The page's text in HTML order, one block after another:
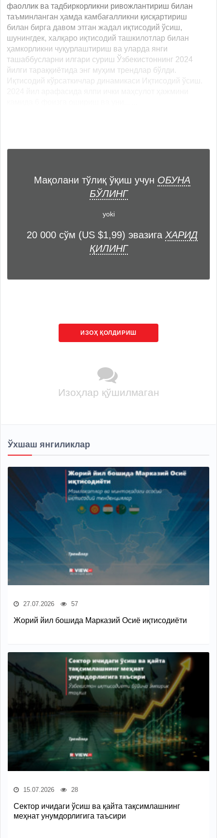
фаоллик ва тадбиркорликни ривожлантириш билан
таъминланган ҳамда камбағалликни қисқартириш
билан бирга давом этган жадал иқтисодий ўсиш,
шунингдек, халқаро иқтисодий ташкилотлар билан
ҳамкорликни чуқурлаштириш ва уларда янги
ташаббусларни илгари суриш Ўзбекистоннинг 2024
йилги тараққиётида энг муҳим трендлар бўлди.
Иқтисодий кўрсаткичлар динамикаси Иқтисодий ўсиш.
Мақолани тўлиқ ўқиш учун ОБУНА
БЎЛИНГ
yoki
20 000 сўм (US $1,99) эвазига ХАРИД
ҚИЛИНГ
ИЗОҲ ҚОЛДИРИШ
Изоҳлар қўшилмаган
Ўхшаш янгиликлар
27.07.2026 57
Жорий йил бошида Марказий Осиё иқтисодиёти
15.07.2026 28
Сектор ичидаги ўсиш ва қайта тақсимлашнинг
меҳнат унумдорлигига таъсири